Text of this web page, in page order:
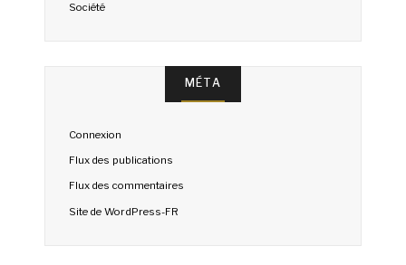
Société
MÉTA
Connexion
Flux des publications
Flux des commentaires
Site de WordPress-FR